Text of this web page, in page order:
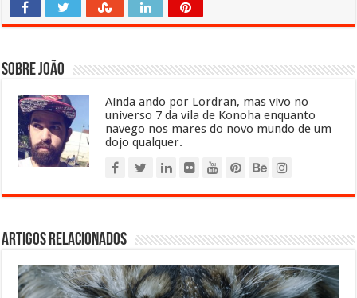
Sobre João
Ainda ando por Lordran, mas vivo no
universo 7 da vila de Konoha enquanto
navego nos mares do novo mundo de um
dojo qualquer.
Artigos relacionados